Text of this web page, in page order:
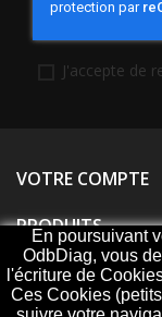
J'accepte de
VOTRE COMPTE
PRODUITS
NOTRE SOCIÉTÉ
En poursuivant
OdbDiag, vous
l'écriture de
Ces Cookies